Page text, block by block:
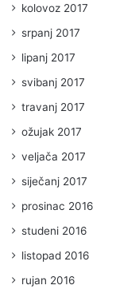
kolovoz 2017
srpanj 2017
lipanj 2017
svibanj 2017
travanj 2017
ožujak 2017
veljača 2017
siječanj 2017
prosinac 2016
studeni 2016
listopad 2016
rujan 2016